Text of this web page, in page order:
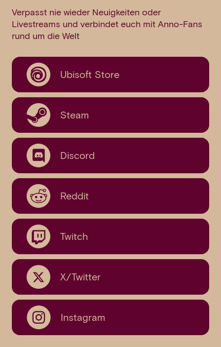
Verpasst nie wieder Neuigkeiten oder
Livestreams und verbindet euch mit Anno-Fans
rund um die Welt
Ubisoft Store
Steam
Discord
Reddit
Twitch
X/Twitter
Instagram